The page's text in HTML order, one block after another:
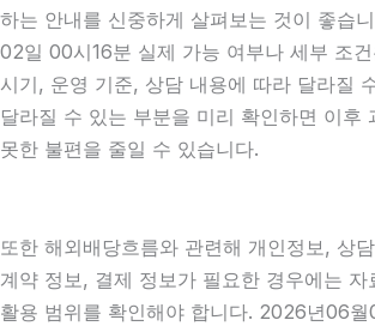
하는 안내를 신중하게 살펴보는 것이 좋습
02일 00시16분 실제 가능 여부나 세부 조
시기, 운영 기준, 상담 내용에 따라 달라질
달라질 수 있는 부분을 미리 확인하면 이후
못한 불편을 줄일 수 있습니다.
또한 해외배당흐름와 관련해 개인정보, 상
계약 정보, 결제 정보가 필요한 경우에는
활용 범위를 확인해야 합니다. 2026년06